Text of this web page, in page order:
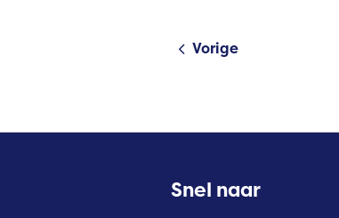
Vorige
Contactinformatie
Snel naar